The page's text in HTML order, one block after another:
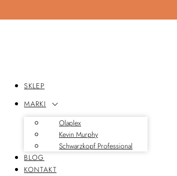
SKLEP
MARKI
Olaplex
Kevin Murphy
Schwarzkopf Professional
BLOG
KONTAKT